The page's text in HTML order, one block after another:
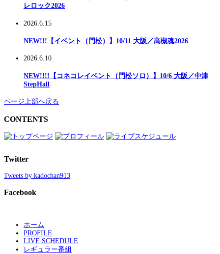
レロック2026
2026.6.15
NEW!!!【イベント（門松）】10/11 大阪／高槻魂2026
2026.6.10
NEW!!!!【コネコレイベント（門松ソロ）】10/6 大阪／中津
StepHall
ページ上部へ戻る
CONTENTS
Twitter
Tweets by kadochan913
Facebook
ホーム
PROFILE
LIVE SCHEDULE
レギュラー番組